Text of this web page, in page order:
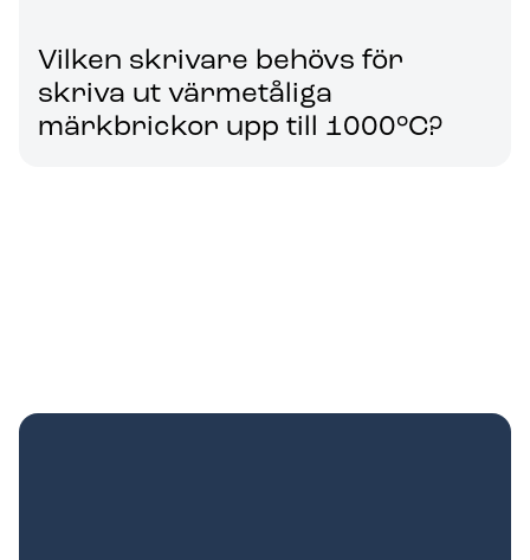
Vilken skrivare behövs för
skriva ut värmetåliga
märkbrickor upp till 1000°C?